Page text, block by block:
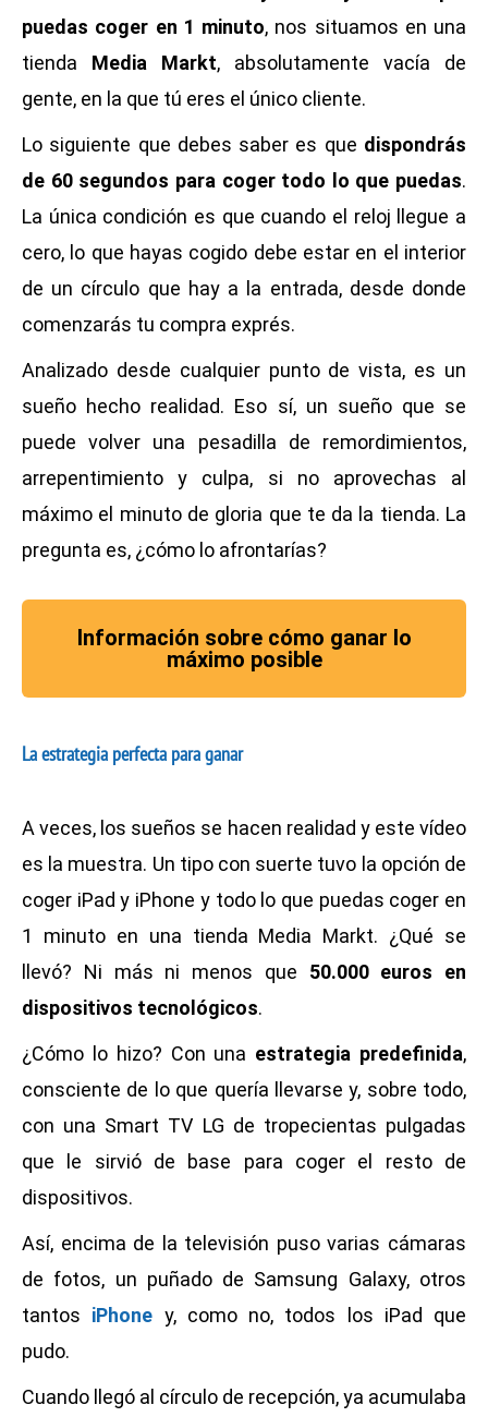
puedas coger en 1 minuto, nos situamos en una
tienda Media Markt, absolutamente vacía de
gente, en la que tú eres el único cliente.
Lo siguiente que debes saber es que dispondrás
de 60 segundos para coger todo lo que puedas.
La única condición es que cuando el reloj llegue a
cero, lo que hayas cogido debe estar en el interior
de un círculo que hay a la entrada, desde donde
comenzarás tu compra exprés.
Analizado desde cualquier punto de vista, es un
sueño hecho realidad. Eso sí, un sueño que se
puede volver una pesadilla de remordimientos,
arrepentimiento y culpa, si no aprovechas al
máximo el minuto de gloria que te da la tienda. La
pregunta es, ¿cómo lo afrontarías?
Información sobre cómo ganar lo
máximo posible
La estrategia perfecta para ganar
A veces, los sueños se hacen realidad y este vídeo
es la muestra. Un tipo con suerte tuvo la opción de
coger iPad y iPhone y todo lo que puedas coger en
1 minuto en una tienda Media Markt. ¿Qué se
llevó? Ni más ni menos que 50.000 euros en
dispositivos tecnológicos.
¿Cómo lo hizo? Con una estrategia predefinida,
consciente de lo que quería llevarse y, sobre todo,
con una Smart TV LG de tropecientas pulgadas
que le sirvió de base para coger el resto de
dispositivos.
Así, encima de la televisión puso varias cámaras
de fotos, un puñado de Samsung Galaxy, otros
tantos iPhone y, como no, todos los iPad que
pudo.
Cuando llegó al círculo de recepción, ya acumulaba